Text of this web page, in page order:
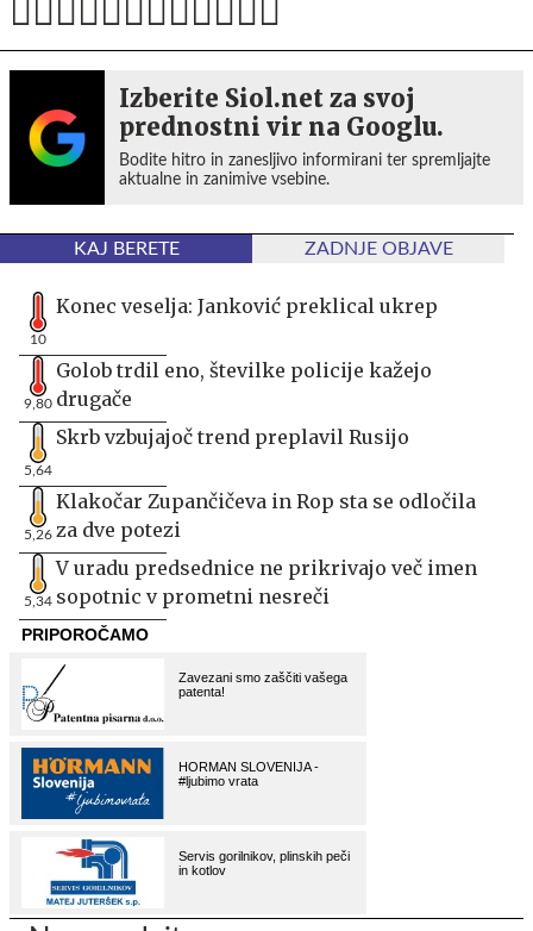
Izberite Siol.net za svoj
prednostni vir na Googlu.
Bodite hitro in zanesljivo informirani ter spremljajte
aktualne in zanimive vsebine.
KAJ BERETE ZADNJE OBJAVE
10
Konec veselja: Janković preklical ukrep
9,80
Golob trdil eno, številke policije kažejo
drugače
5,64
Skrb vzbujajoč trend preplavil Rusijo
5,26
Klakočar Zupančičeva in Rop sta se odločila
za dve potezi
5,34
V uradu predsednice ne prikrivajo več imen
sopotnic v prometni nesreči